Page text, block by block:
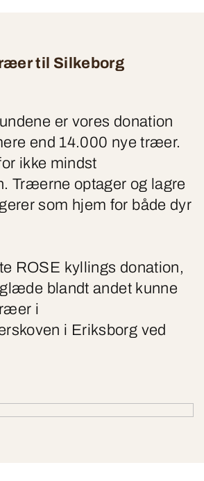
til Silkeborg
er vores donation
end 14.000 nye træer.
ikke mindst
Træerne optager og lagre
som hjem for både dyr
ROSE kyllings donation,
blandt andet kunne
i
i Eriksborg ved